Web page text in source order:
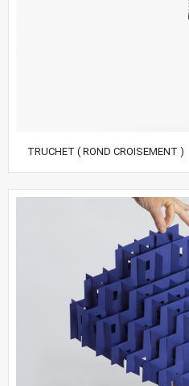
TRUCHET ( ROND CROISEMENT )